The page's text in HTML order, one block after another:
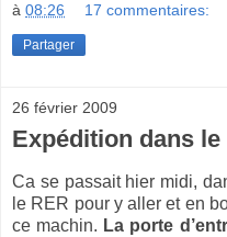
à 08:26 17 commentaires:
Partager
26 février 2009
Expédition dans
Ca se passait hier midi,
le RER pour y aller et en
ce machin. La porte